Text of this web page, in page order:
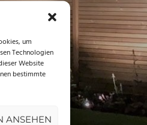
um
Technologien
Website
bestimmte
ANSEHEN